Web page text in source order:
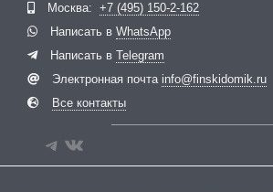
Москва: +7 (495) 150-2-162
Написать в WhatsApp
Написать в Telegram
Электронная почта info@finskidomik.ru
Все контакты